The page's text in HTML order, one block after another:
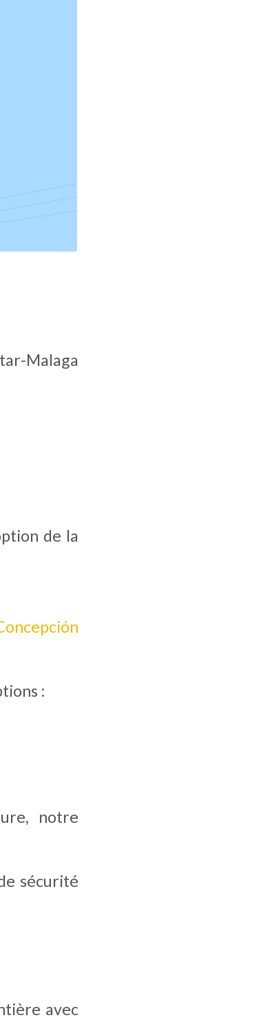
Malaga
de la
:
notre
sécurité
avec